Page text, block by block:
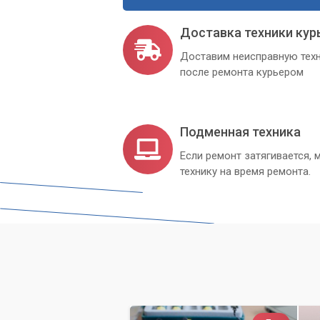
стабильной работы.
Помощь в подключении и
Общая оптимизация ПК для
Доверьте создание идеального
Доставка техники
Доставим неисправную
после ремонта курьером
Подменная техника
Если ремонт
технику на время ремонта.